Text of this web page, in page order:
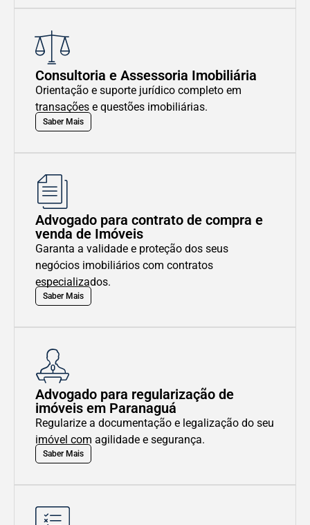
Consultoria e Assessoria Imobiliária
Orientação e suporte jurídico completo em
transações e questões imobiliárias.
Saber Mais
Advogado para contrato de compra e
venda de Imóveis
Garanta a validade e proteção dos seus
negócios imobiliários com contratos
especializados.
Saber Mais
Advogado para regularização de
imóveis em Paranaguá
Regularize a documentação e legalização do seu
imóvel com agilidade e segurança.
Saber Mais